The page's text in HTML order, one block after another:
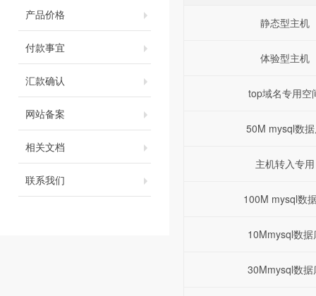
产品价格
付款事宜
汇款确认
网站备案
相关文档
联系我们
静态型主机
体验型主机
top域名专用空
50M mysql数
主机转入专用
100M mysql数
10Mmysql数据
30Mmysql数据